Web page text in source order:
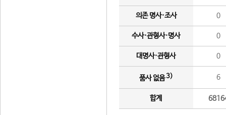
의존 명사·조사 0
수사·관형사·명사 0
대명사·관형사 0
품사 없음3) 6
합계